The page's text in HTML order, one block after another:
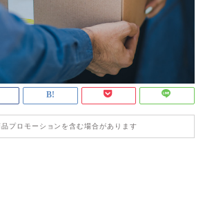
プロモーションを含む場合があります